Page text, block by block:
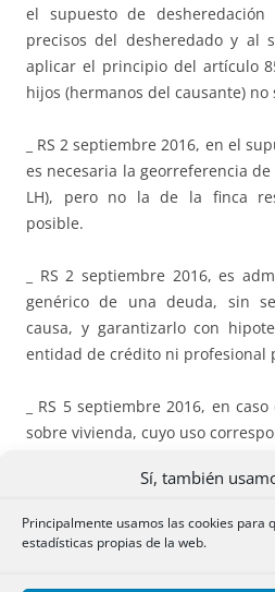
Sí, también
Principalmente usamos las cookies para
estadísticas propias de la web.
el supuesto de
precisos del desheredado y al
aplicar el principio del artículo
hijos (hermanos del causante)
_ RS 2 septiembre 2016, en el
es necesaria la georreferencia
LH), pero no la de la finca
posible.
_ RS 2 septiembre 2016, es
genérico de una deuda, sin
causa, y garantizarlo con
entidad de crédito ni profesional
_ RS 5 septiembre 2016, en
sobre vivienda, cuyo uso
demandar a la ex esposa